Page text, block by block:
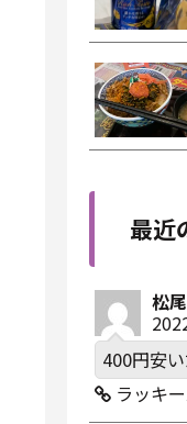
最近
松
400円安
ラッキ